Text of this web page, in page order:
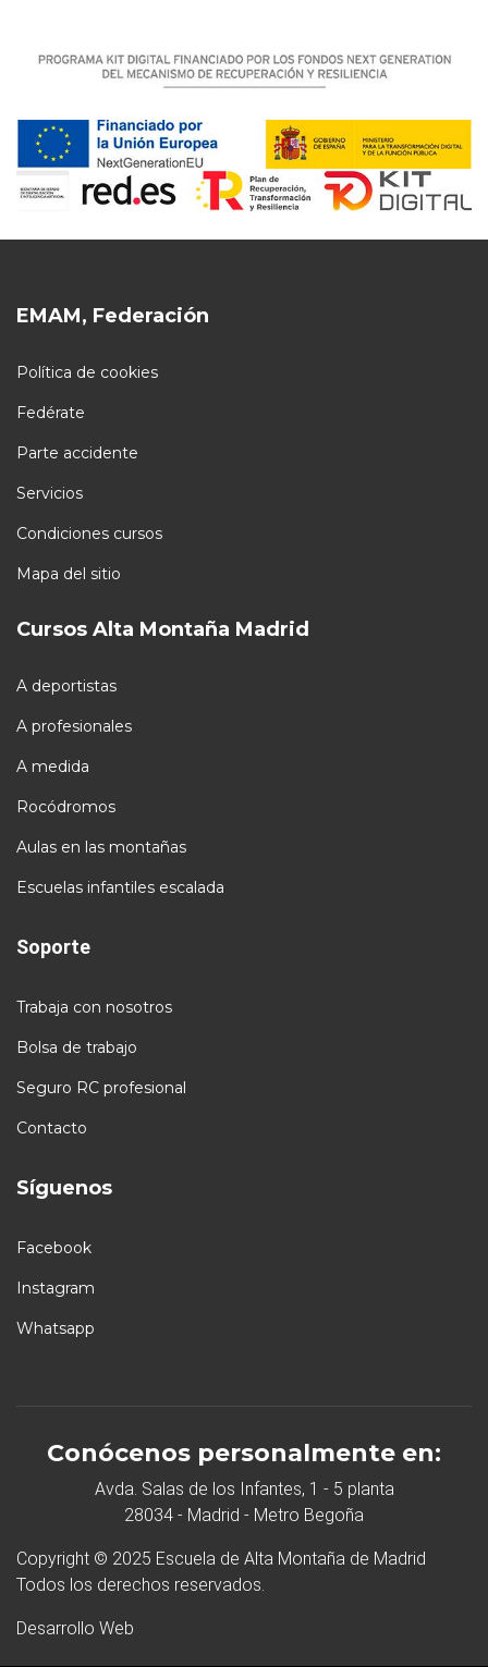
EMAM, Federación
Política de cookies
Fedérate
Parte accidente
Servicios
Condiciones cursos
Mapa del sitio
Cursos Alta Montaña Madrid
A deportistas
A profesionales
A medida
Rocódromos
Aulas en las montañas
Escuelas infantiles escalada
Soporte
Trabaja con nosotros
Bolsa de trabajo
Seguro RC profesional
Contacto
Síguenos
Facebook
Instagram
Whatsapp
Conócenos personalmente en:
Avda. Salas de los Infantes, 1 - 5 planta
28034 - Madrid - Metro Begoña
Copyright © 2025 Escuela de Alta Montaña de Madrid
Todos los derechos reservados.
Desarrollo Web